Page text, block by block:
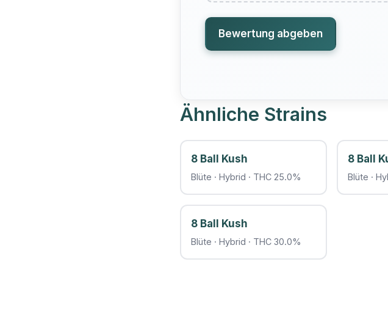
Bewertung abgeben
Ähnliche Strains
8 Ball Kush
Blüte · Hybrid · THC 25.0%
8 Ball
Blüte ·
8 Ball Kush
Blüte · Hybrid · THC 30.0%